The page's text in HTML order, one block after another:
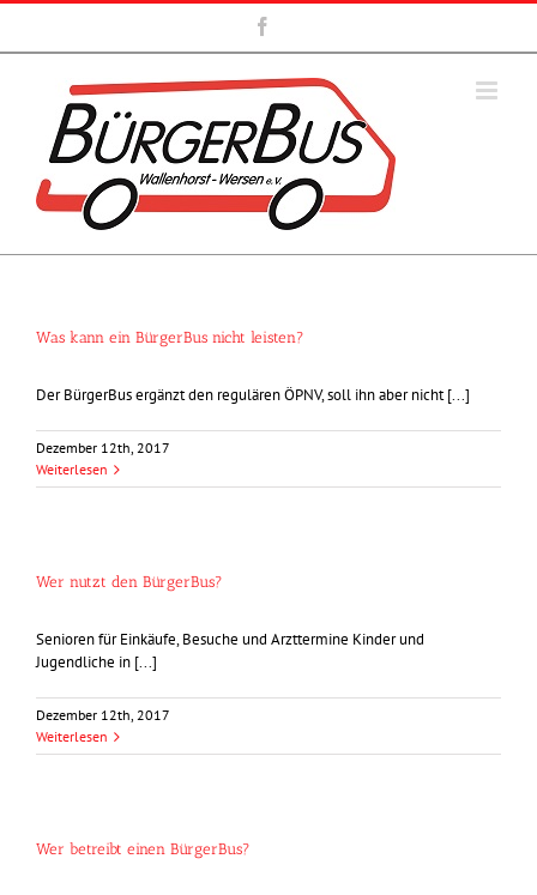
Zum
springen
Was kann ein BürgerBus nicht leisten?
Der BürgerBus ergänzt den regulären ÖPNV, soll ihn aber nicht [...]
Dezember 12th, 2017
Weiterlesen
Wer nutzt den BürgerBus?
Senioren für Einkäufe, Besuche und Arzttermine Kinder und
Jugendliche in [...]
Dezember 12th, 2017
Weiterlesen
Wer betreibt einen BürgerBus?